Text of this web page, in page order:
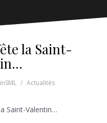
la Saint-
Actualités